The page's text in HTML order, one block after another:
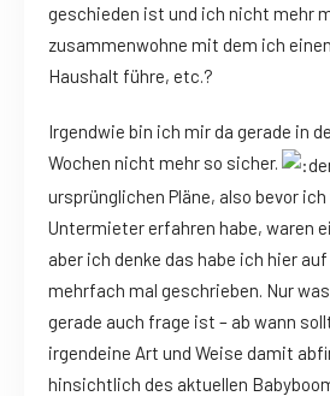
geschieden ist und ich nicht mehr
zusammenwohne mit dem ich
Haushalt führe, etc.?
Irgendwie bin ich mir da gerade in
Wochen nicht mehr so sicher.
ursprünglichen Pläne, also bevor
Untermieter erfahren habe, waren
aber ich denke das habe ich hier
mehrfach mal geschrieben. Nur
gerade auch frage ist – ab wann
irgendeine Art und Weise damit
hinsichtlich des aktuellen